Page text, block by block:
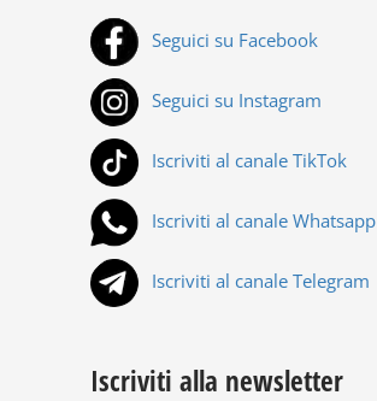
Seguici su Facebook
Seguici su Instagram
Iscriviti al canale TikTok
Iscriviti al canale Whatsapp
Iscriviti al canale Telegram
Iscriviti alla newsletter